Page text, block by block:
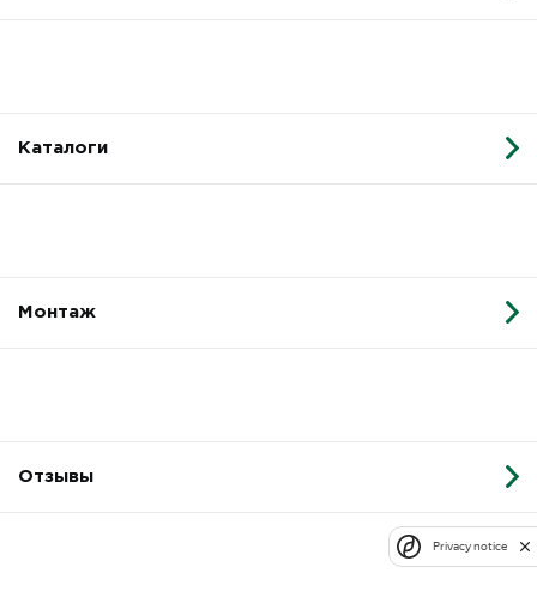
Каталоги
Монтаж
Отзывы
Privacy notice